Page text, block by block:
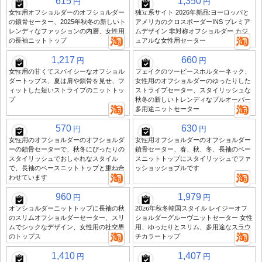
女性用オフショルダーのオフショルダー
の鎖骨セーター、2025年秋冬の新しいト
レンディなファッションの内層、女性用
の長袖ニットトップ
独立系サイト 2026年新品:ヨーロッパと
アメリカのクロスボーダーINS プレミア
ムデザイン 非対称オフショルダー カジ
ュアルな女性用セーター
1,217 円
女性用の甘くてスパイシーなオフショル
ダートップス、夏は肩や鎖骨を見せ、フ
ィットした短いストライプのニットトッ
プ
660 円
フェイクのツーピースホルターネック、
女性用のオフショルダーのゆったりした
ストライプセーター、スタイリッシュな
秋冬の新しいトレンディなプルオーバー
多用途ニットセーター
570 円
女性用のオフショルダーのオフショルダ
ーの鎖骨セーターで、秋冬にぴったりの
スタイリッシュでおしゃれなスタイル
で、長袖のベースニットトップと重ね合
わせています
630 円
女性用オフショルダーのオフショルダー
鎖骨セーター、春、秋、冬、長袖のベー
スニットトップにスタイリッシュでファ
ッショッショブルです
960 円
オフショルダーニットトップに長袖の秋
のスリムオフショルダーセーター、スリ
ムでシックなデザイン、女性用の社交界
のトップス
1,979 円
2026年秋冬韓国スタイル レイジーオフ
ショルダーグルーヴニットセーター 女性
用、ゆったりとスリム、多用途なスラウ
チカラートップ
1,410 円 1,407 円